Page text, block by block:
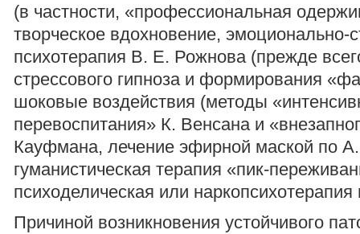
(в частности, «профессиональная
творческое вдохновение, эмоционально-
психотерапия В. Е. Рожнова (прежде
стрессового гипноза и формирования
шоковые воздействия (методы
перевоспитания» К. Венсана и
Кауфмана, лечение эфирной маской по
гуманистическая терапия «пик-
психоделическая или наркопсихотерапия
Причиной возникновения устойчивого